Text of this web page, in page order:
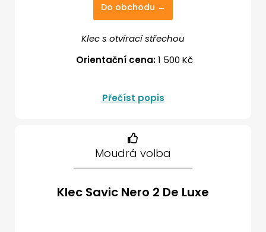
Do obchodu →
Klec s otvírací střechou
Orientační cena:1 500 Kč
Přečíst popis
Moudrá volba
Klec Savic Nero 2 De Luxe